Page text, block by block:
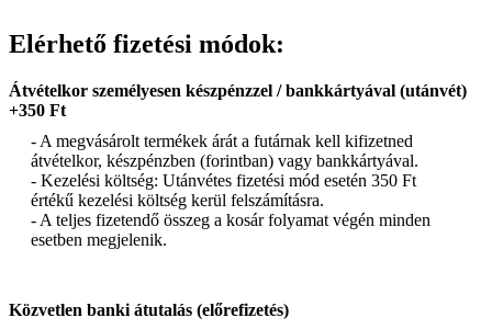
Elérhető fizetési módok:
Átvételkor személyesen készpénzzel / bankkártyával (utánvét)
+350 Ft
- A megvásárolt termékek árát a futárnak kell kifizetned
átvételkor, készpénzben (forintban) vagy bankkártyával.
- Kezelési költség: Utánvétes fizetési mód esetén 350 Ft
értékű kezelési költség kerül felszámításra.
- A teljes fizetendő összeg a kosár folyamat végén minden
esetben megjelenik.
Közvetlen banki átutalás (előrefizetés)